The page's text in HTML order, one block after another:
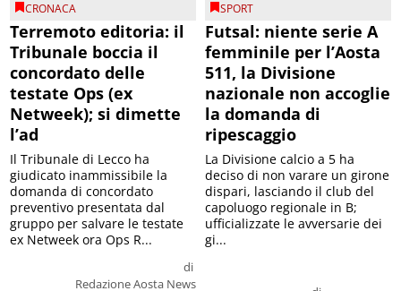
CRONACA
Terremoto editoria: il
Tribunale boccia il
concordato delle
testate Ops (ex
Netweek); si dimette
l’ad
di
Redazione Aosta News
Il Tribunale di Lecco ha
giudicato inammissibile la
domanda di concordato
preventivo presentata dal
gruppo per salvare le testate
ex Netweek ora Ops R...
SPORT
Futsal: niente serie A
femminile per l’Aosta
511, la Divisione
nazionale non accoglie
la domanda di
ripescaggio
La Divisione calcio a 5 ha
deciso di non varare un girone
dispari, lasciando il club del
capoluogo regionale in B;
ufficializzate le avversarie dei
gi...